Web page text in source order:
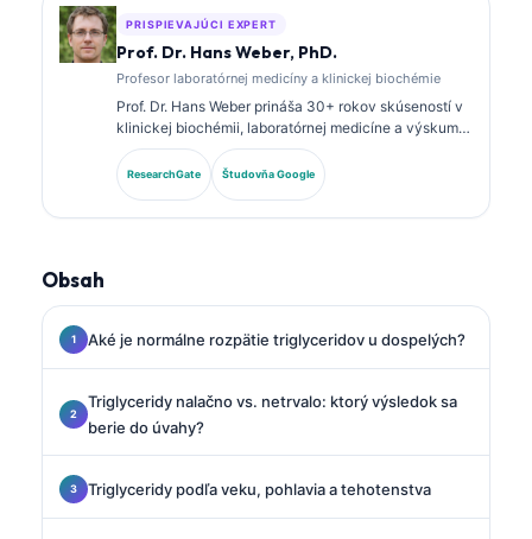
PRISPIEVAJÚCI EXPERT
Prof. Dr. Hans Weber, PhD.
Profesor laboratórnej medicíny a klinickej biochémie
Prof. Dr. Hans Weber prináša 30+ rokov skúseností v
klinickej biochémii, laboratórnej medicíne a výskume
biomarkerov. Bývalý prezident Nemeckej spoločnosti
pre klinickú biochémiu, špecializuje sa na analýzu
diagnostických panelov, štandardizáciu biomarkerov
ResearchGate Študovňa Google
Obsah
Aké je normálne rozpätie triglyceridov u dospelých?
Triglyceridy nalačno vs. netrvalo: ktorý výsledok sa
berie do úvahy?
Triglyceridy podľa veku, pohlavia a tehotenstva